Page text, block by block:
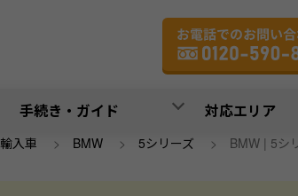
手続き・ガイド 対応エリア
輸入車 > BMW > 5シリーズ > BMW | 5シ